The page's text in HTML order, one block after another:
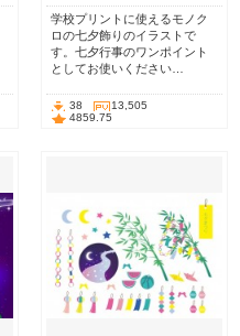
学校プリントに使えるモノク
ロの七夕飾りのイラストで
す。七夕行事のワンポイント
としてお使いください…
38
13,505
4859.75